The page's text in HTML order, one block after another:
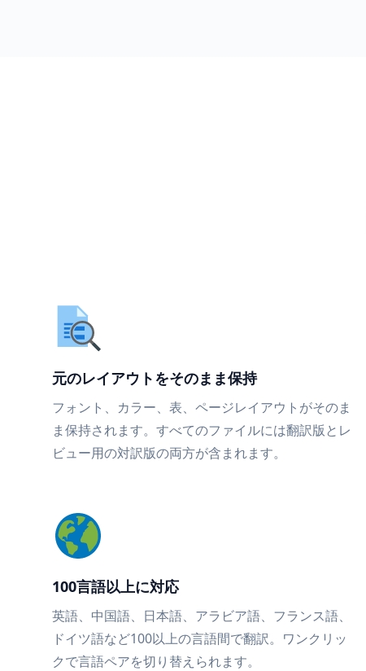
元のレイアウトをそのまま保持
フォント、カラー、表、ページレイアウトがそのま
ま保持されます。すべてのファイルには翻訳版とレ
ビュー用の対訳版の両方が含まれます。
100言語以上に対応
英語、中国語、日本語、アラビア語、フランス語、
ドイツ語など100以上の言語間で翻訳。ワンクリッ
クで言語ペアを切り替えられます。